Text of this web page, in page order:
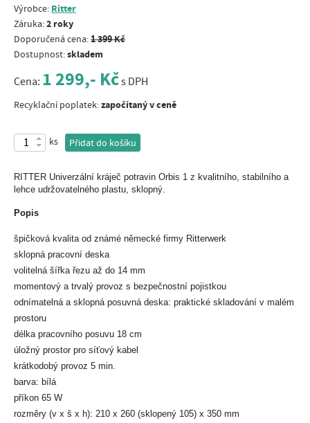
Výrobce: Ritter
Záruka:2 roky
Doporučená cena:1 399 Kč
Dostupnost:skladem
Cena: 1 299,- Kčs DPH
Recyklační poplatek:započítaný v ceně
ks Přidat do košíku
RITTER Univerzální kráječ potravin Orbis 1 z kvalitního, stabilního a
lehce udržovatelného plastu, sklopný.
Popis
špičková kvalita od známé německé firmy Ritterwerk
sklopná pracovní deska
volitelná šířka řezu až do 14 mm
momentový a trvalý provoz s bezpečnostní pojistkou
odnímatelná a sklopná posuvná deska: praktické skladování v malém
prostoru
délka pracovního posuvu 18 cm
úložný prostor pro síťový kabel
krátkodobý provoz 5 min.
barva: bílá
příkon 65 W
rozměry (v x š x h): 210 x 260 (sklopený 105) x 350 mm